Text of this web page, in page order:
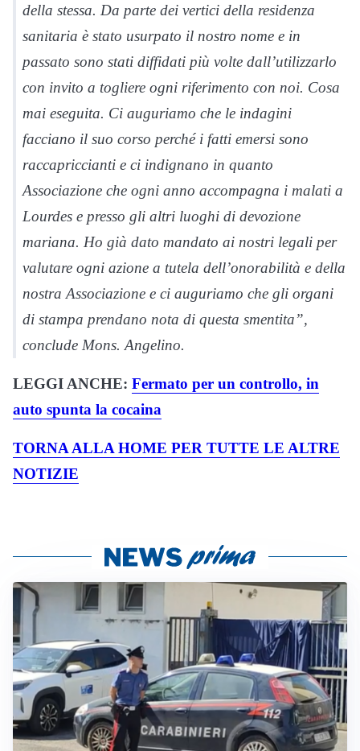
della stessa. Da parte dei vertici della residenza
sanitaria è stato usurpato il nostro nome e in
passato sono stati diffidati più volte dall’utilizzarlo
con invito a togliere ogni riferimento con noi. Cosa
mai eseguita. Ci auguriamo che le indagini
facciano il suo corso perché i fatti emersi sono
raccapriccianti e ci indignano in quanto
Associazione che ogni anno accompagna i malati a
Lourdes e presso gli altri luoghi di devozione
mariana. Ho già dato mandato ai nostri legali per
valutare ogni azione a tutela dell’onorabilità e della
nostra Associazione e ci auguriamo che gli organi
di stampa prendano nota di questa smentita”,
conclude Mons. Angelino.
LEGGI ANCHE: Fermato per un controllo, in
auto spunta la cocaina
TORNA ALLA HOME PER TUTTE LE ALTRE
NOTIZIE